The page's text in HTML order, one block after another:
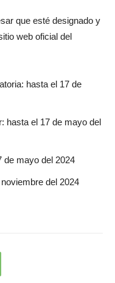
que esté designado y
web oficial del
hasta el 17 de
hasta el 17 de mayo del
de mayo del 2024
del 2024